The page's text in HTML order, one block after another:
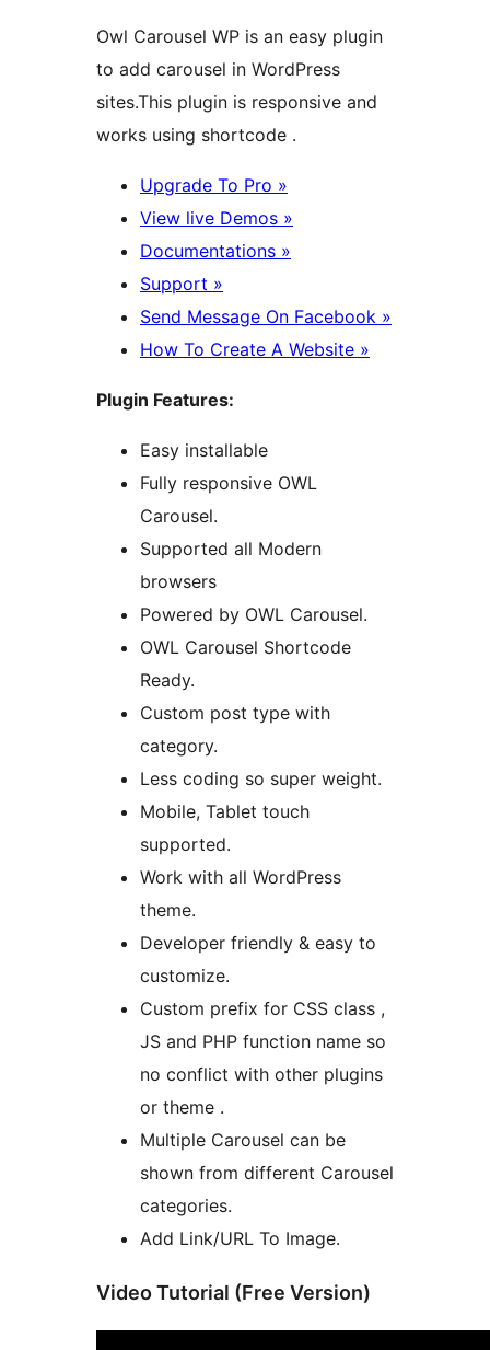
Owl Carousel WP is an easy plugin
to add carousel in WordPress
sites.This plugin is responsive and
works using shortcode .
Upgrade To Pro »
View live Demos »
Documentations »
Support »
Send Message On Facebook »
How To Create A Website »
Plugin Features:
Easy installable
Fully responsive OWL
Carousel.
Supported all Modern
browsers
Powered by OWL Carousel.
OWL Carousel Shortcode
Ready.
Custom post type with
category.
Less coding so super weight.
Mobile, Tablet touch
supported.
Work with all WordPress
theme.
Developer friendly & easy to
customize.
Custom prefix for CSS class ,
JS and PHP function name so
no conflict with other plugins
or theme .
Multiple Carousel can be
shown from different Carousel
categories.
Add Link/URL To Image.
Video Tutorial (Free Version)